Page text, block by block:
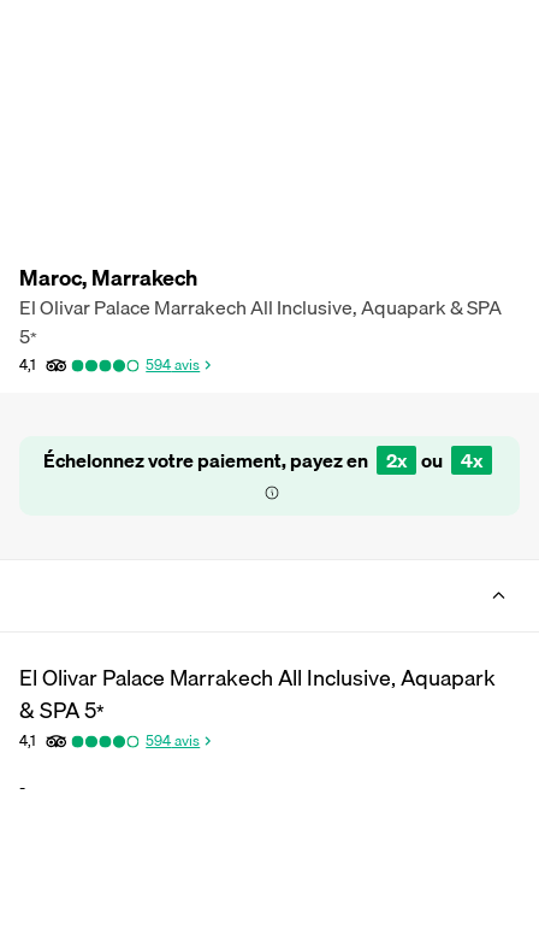
Maroc, Marrakech
El Olivar Palace Marrakech All Inclusive, Aquapark & SPA
5*
4,1 594avis
Échelonnez votre paiement, payez en 2x ou 4x
El Olivar Palace Marrakech All Inclusive, Aquapark
& SPA5*
4,1 594avis
-